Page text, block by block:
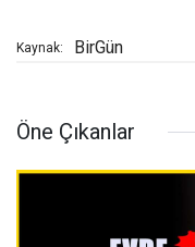
Kaynak: BirGün
Öne Çıkanlar